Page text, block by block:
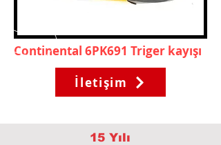
Continental 6PK691 Triger kayışı
İletişim
15 Yılı